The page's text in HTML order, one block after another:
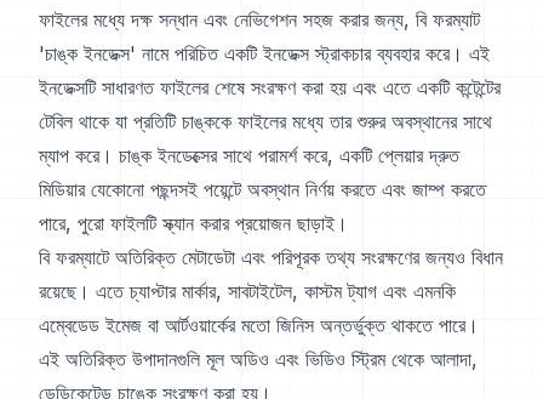
ফাইলের মধ্যে দক্ষ সন্ধান এবং নেভিগেশন সহজ করার জন্য, বি ফরম্যাট
'চাঙ্ক ইনডেক্স' নামে পরিচিত একটি ইনডেক্স স্ট্রাকচার ব্যবহার করে। এই
ইনডেক্সটি সাধারণত ফাইলের শেষে সংরক্ষণ করা হয় এবং এতে একটি কন্টেন্টের
টেবিল থাকে যা প্রতিটি চাঙ্ককে ফাইলের মধ্যে তার শুরুর অবস্থানের সাথে
ম্যাপ করে। চাঙ্ক ইনডেক্সের সাথে পরামর্শ করে, একটি প্লেয়ার দ্রুত
মিডিয়ার যেকোনো পছন্দসই পয়েন্টে অবস্থান নির্ণয় করতে এবং জাম্প করতে
পারে, পুরো ফাইলটি স্ক্যান করার প্রয়োজন ছাড়াই।
বি ফরম্যাটে অতিরিক্ত মেটাডেটা এবং পরিপূরক তথ্য সংরক্ষণের জন্যও বিধান
রয়েছে। এতে চ্যাপ্টার মার্কার, সাবটাইটেল, কাস্টম ট্যাগ এবং এমনকি
এম্বেডেড ইমেজ বা আর্টওয়ার্কের মতো জিনিস অন্তর্ভুক্ত থাকতে পারে।
এই অতিরিক্ত উপাদানগুলি মূল অডিও এবং ভিডিও স্ট্রিম থেকে আলাদা,
ডেডিকেটেড চাঙ্কে সংরক্ষণ করা হয়।